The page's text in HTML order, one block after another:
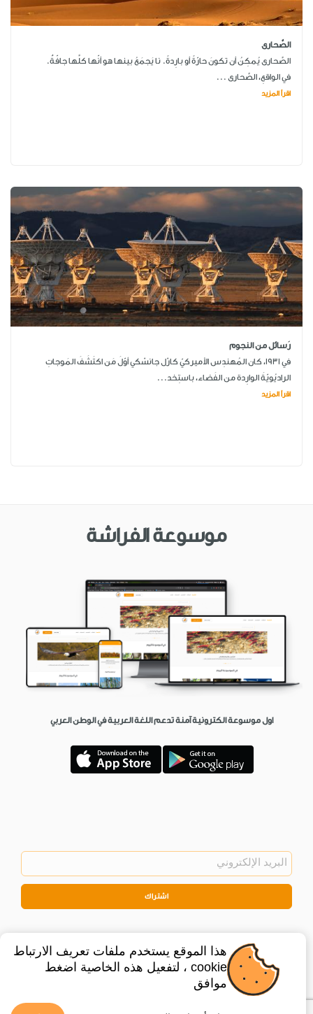
الصَّحارى
الصَّحارى يُمكِنُ أن تكونَ حارّةً أو بارِدةً. نا يَجمَعُ بينها هو أنّها كلَّها جافّةٌ.
في الواقعِ، الصَّحارى ...
اقرأ المزيد
رَسائل من النجوم
في 1931، كان المُهندِس الأميركيّ كارْل جانسْكي أوّلَ مَن اكتَشَفَ المَوجاتِ
الراديُويّةَ الوارِدة من الفَضاء، باستِخد...
اقرأ المزيد
موسوعة الفراشة
اول موسوعة الكترونية آمنة تدعم اللغة العربية في الوطن العربي
اشتراك
هذا الموقع يستخدم ملفات تعريف الارتباط
cookie ، لتفعيل هذه الخاصية اضغط
موافق